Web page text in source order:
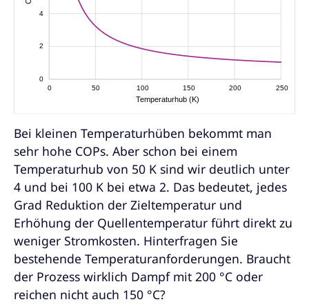
Bei kleinen Temperaturhüben bekommt man
sehr hohe COPs. Aber schon bei einem
Temperaturhub von 50 K sind wir deutlich unter
4 und bei 100 K bei etwa 2. Das bedeutet, jedes
Grad Reduktion der Zieltemperatur und
Erhöhung der Quellentemperatur führt direkt zu
weniger Stromkosten. Hinterfragen Sie
bestehende Temperaturanforderungen. Braucht
der Prozess wirklich Dampf mit 200 °C oder
reichen nicht auch 150 °C?